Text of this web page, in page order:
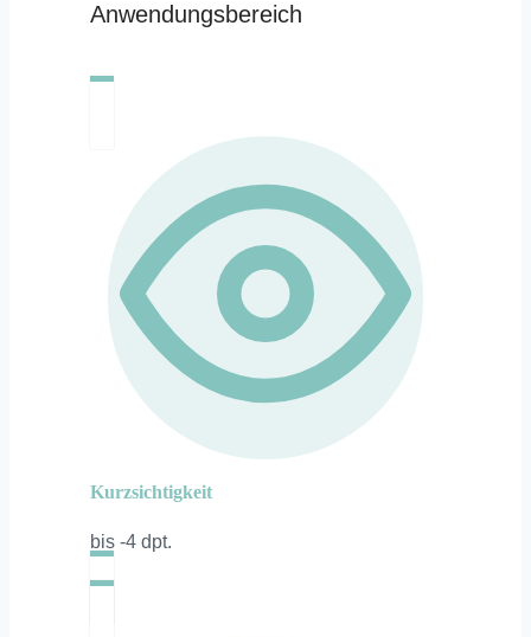
Anwendungsbereich
Kurzsichtigkeit
bis -4 dpt.